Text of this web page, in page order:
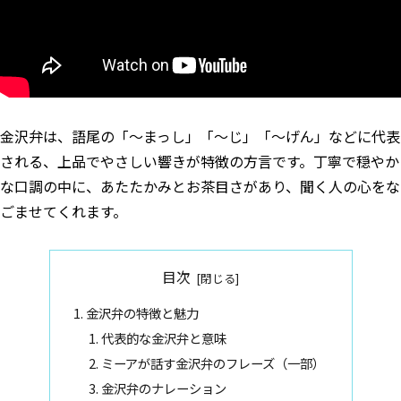
金沢弁は、語尾の「〜まっし」「〜じ」「〜げん」などに代表
される、上品でやさしい響きが特徴の方言です。丁寧で穏やか
な口調の中に、あたたかみとお茶目さがあり、聞く人の心をな
ごませてくれます。
目次
金沢弁の特徴と魅力
代表的な金沢弁と意味
ミーアが話す金沢弁のフレーズ（一部）
金沢弁のナレーション